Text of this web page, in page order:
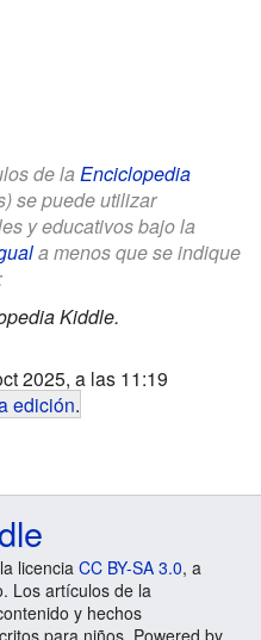
de la Enciclopedia
se puede utilizar
y educativos bajo la
a menos que se indique
Kiddle.
2025, a las 11:19
edición.
licencia CC BY-SA 3.0, a
Los artículos de la
y hechos
para niños. Powered by